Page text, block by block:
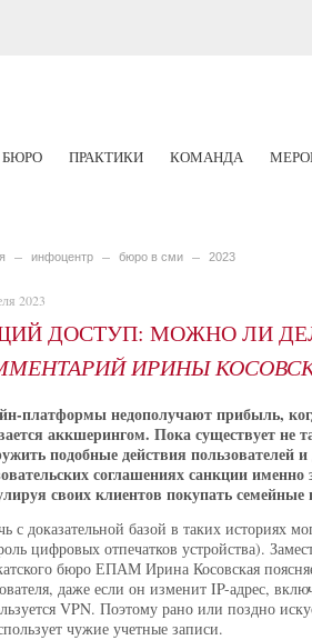
БЮРО ПРАКТИКИ КОМАНДА
инфоцентр бюро в сми 2023
2023
ДОСТУП: МОЖНО ЛИ
ИРИНЫ
платформы недополучают прибыль,
аккшерингом. Пока существует не
подобные действия пользователей
соглашениях санкции
своих клиентов покупать
с доказательной базой в таких историях
цифровых отпечатков устройства).
бюро ЕПАМ Ирина Косовская
даже если он изменит IP-адрес,
VPN. Поэтому рано или поздно
чужие учетные записи.